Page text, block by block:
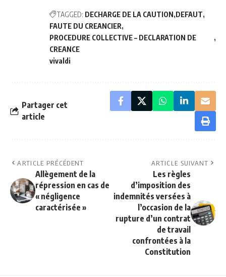
TAGGED: DECHARGE DE LA CAUTION DEFAUT
FAUTE DU CREANCIER
PROCEDURE COLLECTIVE – DECLARATION DE
CREANCE
vivaldi
Partager cet
article
ARTICLE PRÉCÉDENT
Allègement de la
répression en cas de
« négligence
caractérisée »
ARTICLE SUIVANT
Les règles
d’imposition des
indemnités versées à
l’occasion de la
rupture d’un contrat
de travail
confrontées à la
Constitution